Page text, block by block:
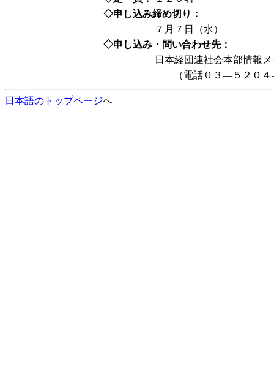
◇申し込み締め切り：
７月７日（水）
◇申し込み・問い合わせ先：
日本経団連社会本部情報
（電話０３―５２０
日本語のトップページへ